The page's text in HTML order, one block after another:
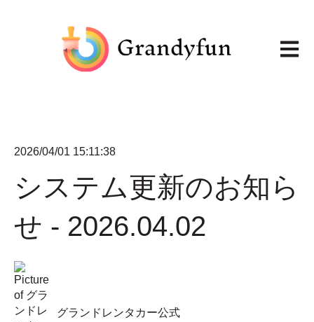
メイ
2026/04/01 15:11:38
システム更新のお知ら
せ - 2026.04.02
グランドレンタカー公式